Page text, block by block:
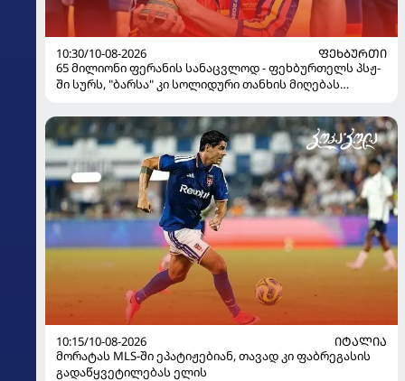
10:30/10-08-2026
ᲤᲔᲮᲑᲣᲠᲗᲘ
65 მილიონი ფერანის სანაცვლოდ - ფეხბურთელს პსჟ-
ში სურს, "ბარსა" კი სოლიდური თანხის მიღებას
10:15/10-08-2026
ᲘᲢᲐᲚᲘᲐ
მორატას MLS-ში ეპატიჟებიან, თავად კი ფაბრეგასის
გადაწყვეტილებას ელის